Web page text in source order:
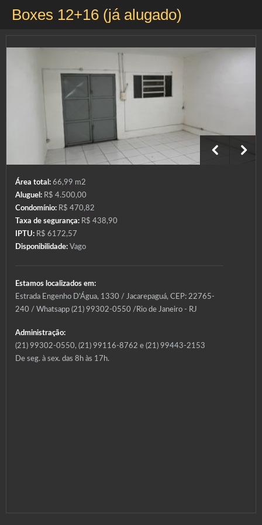
Boxes 12+16 (já alugado)
Área total: 66,99 m2
Aluguel: R$ 4.500,00
Condomínio: R$ 470,82
Taxa de segurança: R$ 438,90
IPTU: R$ 6172,57
Disponibilidade: Vago
Estamos localizados em:
Estrada Engenho D'Água, 1330 / Jacarepaguá, CEP: 22765-
240 / Whatsapp (21) 99302-0550 /Rio de Janeiro - RJ
Administração:
(21) 99302-0550, (21) 99116-8762 e (21) 99443-2153
De seg. à sex. das 8h às 17h.